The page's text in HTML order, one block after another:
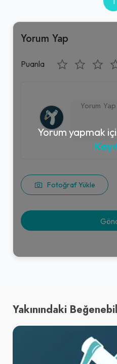
Yorum Yap
Puanla
Fotoğraf Yükle
Yorum yapmak
Yakınındaki